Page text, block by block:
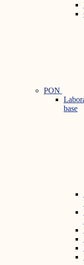
PON
base